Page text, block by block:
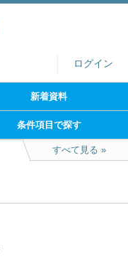
ログイン
新着資料
条件項目で探す
すべて見る